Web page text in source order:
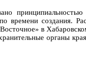
времени создания.
в
органы